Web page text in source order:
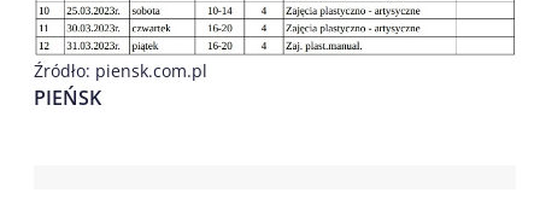
Źródło: piensk.com.pl
PIEŃSK